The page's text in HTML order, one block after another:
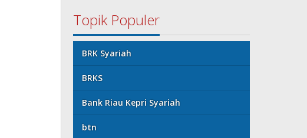
Topik Populer
BRK Syariah
BRKS
Bank Riau Kepri Syariah
btn